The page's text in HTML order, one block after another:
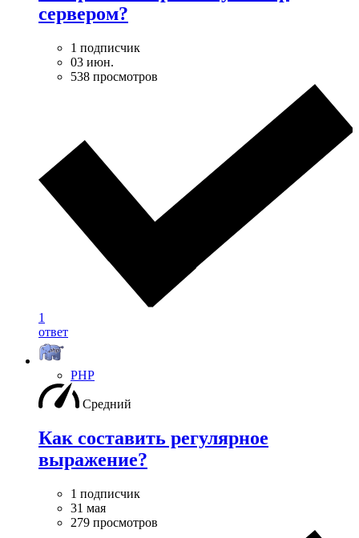
сервером?
1 подписчик
03 июн.
538 просмотров
1
ответ
PHP
Средний
Как составить регулярное
выражение?
1 подписчик
31 мая
279 просмотров